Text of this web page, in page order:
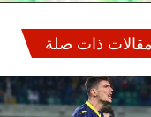
مقالات ذات صلة